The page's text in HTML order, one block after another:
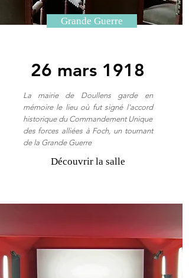
Grande Guerre
26 mars 1918
La mairie de Doullens garde en
mémoire le lieu où fut signé l'accord
historique du Commandement Unique
des forces alliées à Foch, un tournant
de la Grande Guerre
Découvrir la salle